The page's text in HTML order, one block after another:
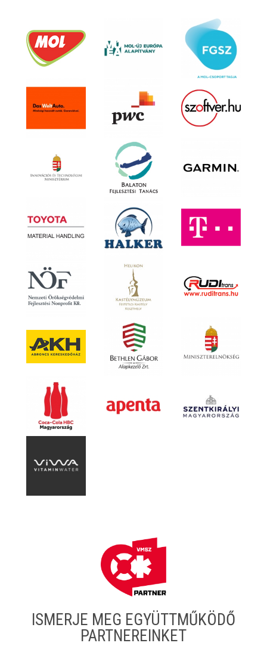
ISMERJE MEG EGYÜTTMŰKÖDŐ
PARTNEREINKET